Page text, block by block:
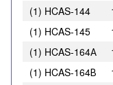
(1) HCAS-144
(1) HCAS-145
(1) HCAS-164А
(1) HCAS-164В